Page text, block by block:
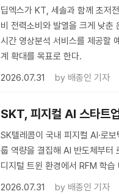
딥엑스가 KT, 세솔과 함께 초저
비 전력소비와 발열을 크게 낮
시간 영상분석 서비스를 제공할
계 확대를 목표로 한다.
2026.07.31
by 배종인 기자
SKT, 피지컬 AI 스타트
SK텔레콤이 국내 피지컬 AI·로
룹 역량을 결집해 AI 반도체부터
디지털 트윈 환경에서 RFM 학습
2026.07.31
by 배종인 기자